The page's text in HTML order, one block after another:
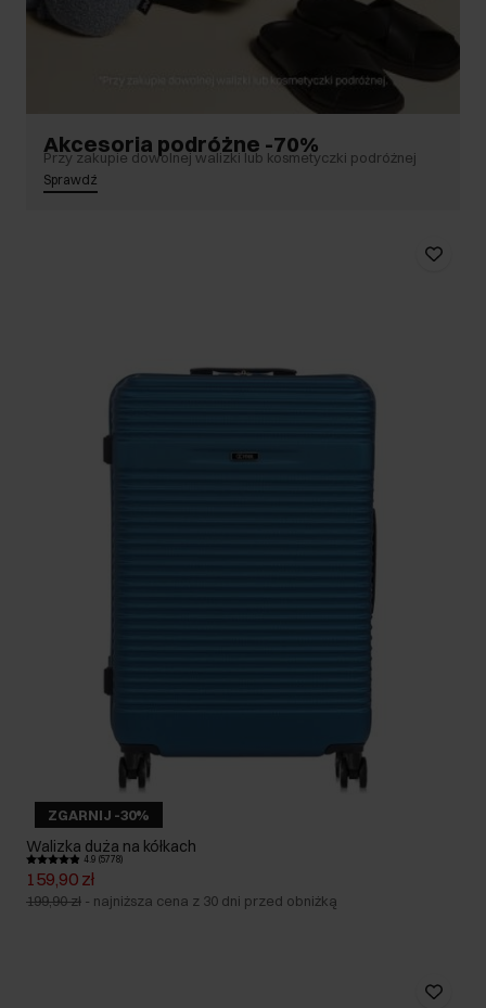
ZGARNIJ -30%
Walizka duża na kółkach
4.9 (5778)
159,90 zł
199,90 zł - najniższa cena z 30 dni przed obniżką
Akcesoria podróżne -70%
Przy zakupie dowolnej walizki lub kosmetyczki podróżnej
Sprawdź